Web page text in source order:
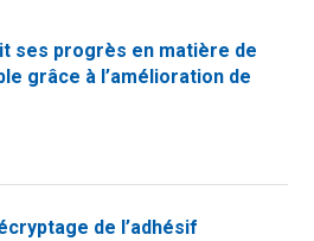
ses progrès en matière de
grâce à l’amélioration de
de l’adhésif